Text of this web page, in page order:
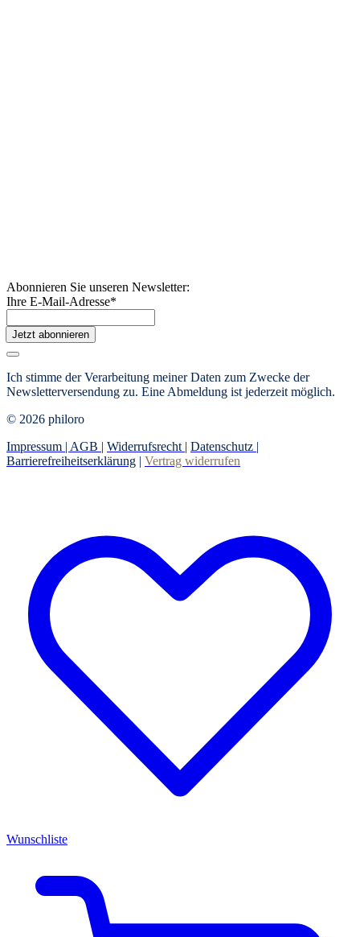
Abonnieren Sie unseren Newsletter:
Ihre E-Mail-Adresse*
Jetzt abonnieren
Ich stimme der Verarbeitung meiner Daten zum Zwecke der
Newsletterversendung zu. Eine Abmeldung ist jederzeit möglich.
© 2026 philoro
Impressum | AGB | Widerrufsrecht | Datenschutz |
Barrierefreiheitserklärung | Vertrag widerrufen
Wunschliste